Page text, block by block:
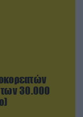
των 30.000